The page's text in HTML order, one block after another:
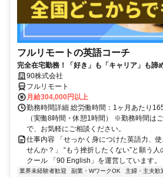
フルリモートの英語コーチ
完全在宅勤務！「好き」も「キャリア」も諦
90株式会社
フルリモート
月給304,000円以上
勤務時間詳細 総労働時間：1ヶ月あたり
（実働8時間・休憩1時間） ※勤務時間は
で、お気軽にご相談ください。
仕事内容 「せっかく身につけた英語力、
せんか？」 “もう挫折したくない”と願う
クール 「90 English」を運営しています
業界未経験者歓迎 副業・WワークOK 主婦・主夫歓